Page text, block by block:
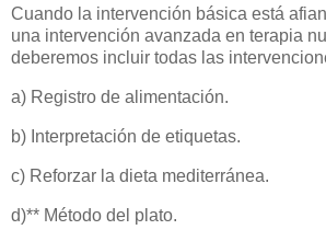
Cuando la intervención básica está
una intervención avanzada en terapia
deberemos incluir todas las
a) Registro de alimentación.
b) Interpretación de etiquetas.
c) Reforzar la dieta mediterránea.
d)** Método del plato.